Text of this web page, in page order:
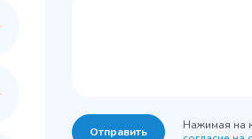
Отправить
Нажимая на